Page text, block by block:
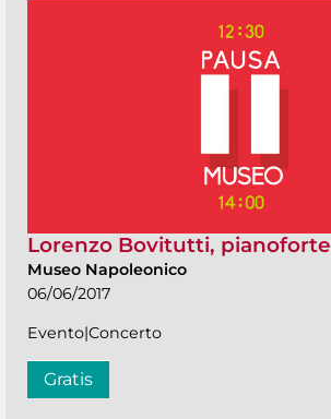
Lorenzo Bovitutti, pianoforte
Museo Napoleonico
06/06/2017
Evento|Concerto
Gratis